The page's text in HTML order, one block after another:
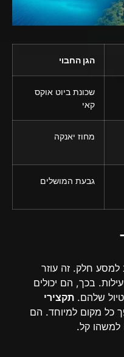
הגן החבוי
שכונת ביוט אוקס
קאי
מחוז יאנקה
גבעת המושלים
למסע חלק. זה עוזר
בכך, הם יכולים
שלהם. תקצירי
כל מקום למיוחד. הם
למשהו קל.